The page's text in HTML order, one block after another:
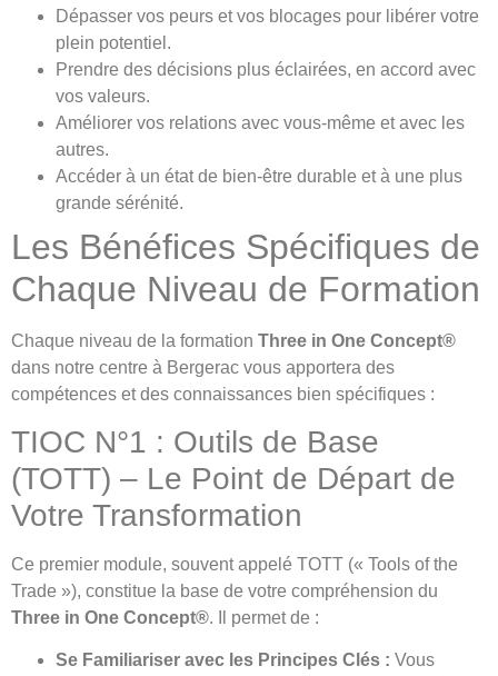
Dépasser vos peurs et vos blocages pour libérer votre
plein potentiel.
Prendre des décisions plus éclairées, en accord avec
vos valeurs.
Améliorer vos relations avec vous-même et avec les
autres.
Accéder à un état de bien-être durable et à une plus
grande sérénité.
Les Bénéfices Spécifiques de
Chaque Niveau de Formation
Chaque niveau de la formation Three in One Concept®
dans notre centre à Bergerac vous apportera des
compétences et des connaissances bien spécifiques :
TIOC N°1 : Outils de Base
(TOTT) – Le Point de Départ de
Votre Transformation
Ce premier module, souvent appelé TOTT (« Tools of the
Trade »), constitue la base de votre compréhension du
Three in One Concept®. Il permet de :
Se Familiariser avec les Principes Clés : Vous